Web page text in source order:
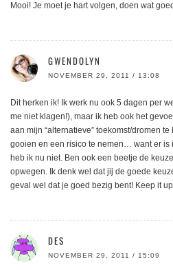
Mooi! Je moet je hart volgen, doen wat
GWENDOLYN
NOVEMBER 29, 2011 / 13:08
Dit herken ik! Ik werk nu ook 5 dagen per
me niet klagen!), maar ik heb ook het
aan mijn “alternatieve” toekomst/dromen
gooien en een risico te nemen… want er is
heb ik nu niet. Ben ook een beetje de
opwegen. Ik denk wel dat jij de goede
geval wel dat je goed bezig bent! Keep it
DES
NOVEMBER 29, 2011 / 15:09